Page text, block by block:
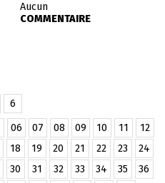
Aucun
COMMENTAIRE
6
06 07 08 09 10 11
12
18 19 20 21 22 23
24
30 31 32 33 34 35
36